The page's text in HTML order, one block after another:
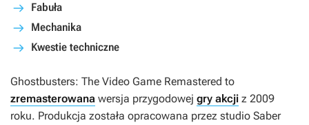
Fabuła
Mechanika
Kwestie techniczne
Ghostbusters: The Video Game Remastered to
zremasterowana wersja przygodowej gry akcji z 2009
roku. Produkcja została opracowana przez studio Saber